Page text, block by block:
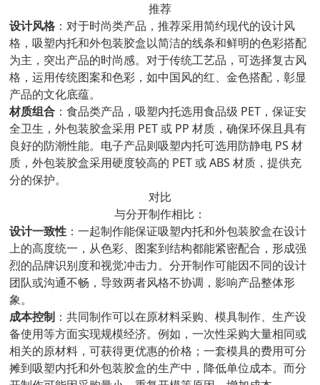
推荐
设计风格 ：对于时尚类产品，推荐采用简约现代的设计风
格，吸塑内托和外包装胶盒以简洁的线条和鲜明的色彩搭配
为主，突出产品的时尚感。对于传统工艺品，可选择复古风
格，运用传统图案和色彩，如中国风的红、金色搭配，彰显
产品的文化底蕴。
材质组合 ：食品类产品，吸塑内托选用食品级 PET，保证安
全卫生，外包装胶盒采用 PET 或 PP 材质，确保环保且具有
良好的防潮性能。电子产品则吸塑内托可选用防静电 PS 材
质，外包装胶盒采用硬度较高的 PET 或 ABS 材质，提供充
分的保护。
对比
与分开制作相比：
设计一致性 ：一起制作能保证吸塑内托和外包装胶盒在设计
上的高度统一，从色彩、图案到结构都能紧密配合，形成强
烈的品牌识别度和视觉冲击力。分开制作可能因不同的设计
团队或沟通不畅，导致两者风格不协调，影响产品整体形
象。
成本控制 ：共同制作可以在原材料采购、模具制作、生产设
备使用等方面实现规模经济。例如，一次性采购大量相同或
相关的原材料，可获得更优惠的价格；一套模具的费用可分
摊到吸塑内托和外包装胶盒的生产中，降低单位成本。而分